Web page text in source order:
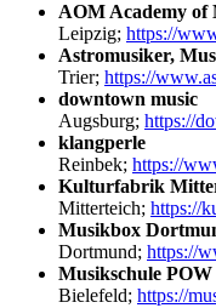
AOM Academy of
Leipzig; https://
Astromusiker,
Trier; https://
downtown music
Augsburg; https://
klangperle
Reinbek; https://
Kulturfabrik
Mitterteich; https://
Musikbox
Dortmund; https://
Musikschule POW
Bielefeld; https://